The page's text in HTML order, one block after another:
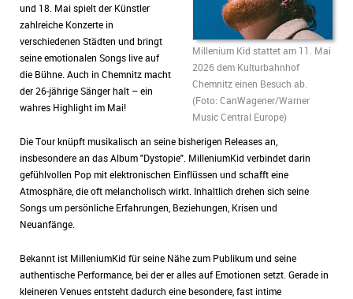
Millenium Kid stattet am 11. Mai
2026 dem Kulturbahnhof
Chemnitz einen Besuch ab.
(Foto: CanWagener/Warner
Music Central Europe)
und 18. Mai spielt der Künstler
zahlreiche Konzerte in
verschiedenen Städten und bringt
seine emotionalen Songs live auf
die Bühne. Auch in Chemnitz macht
der 26-jährige Sänger halt – ein
wahres Highlight im Mai!
Die Tour knüpft musikalisch an seine bisherigen Releases an,
insbesondere an das Album "Dystopie". MilleniumKid verbindet darin
gefühlvollen Pop mit elektronischen Einflüssen und schafft eine
Atmosphäre, die oft melancholisch wirkt. Inhaltlich drehen sich seine
Songs um persönliche Erfahrungen, Beziehungen, Krisen und
Neuanfänge.
Bekannt ist MilleniumKid für seine Nähe zum Publikum und seine
authentische Performance, bei der er alles auf Emotionen setzt. Gerade in
kleineren Venues entsteht dadurch eine besondere, fast intime